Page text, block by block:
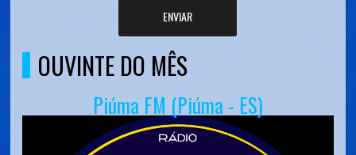
ENVIAR
OUVINTE DO MÊS
Piúma FM (Piúma - ES)